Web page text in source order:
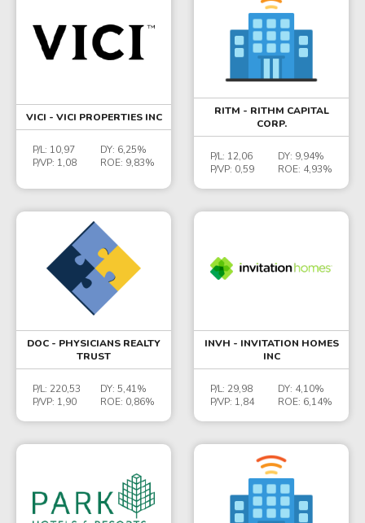
VICI - VICI PROPERTIES INC
P/L: 10,97
P/VP: 1,08
DY: 6,25%
ROE: 9,83%
RITM - RITHM CAPITAL
CORP.
P/L: 12,06
P/VP: 0,59
DY: 9,94%
ROE: 4,93%
DOC - PHYSICIANS REALTY
TRUST
P/L: 220,53
P/VP: 1,90
DY: 5,41%
ROE: 0,86%
INVH - INVITATION HOMES
INC
P/L: 29,98
P/VP: 1,84
DY: 4,10%
ROE: 6,14%